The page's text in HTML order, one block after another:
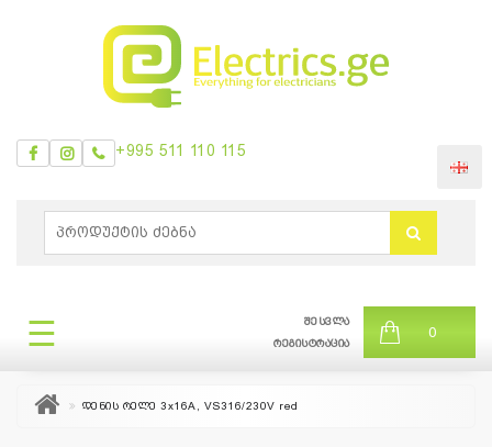
|
თვის
+995 511 110 115
☰
შესვლა
რეგისტრაცია
0
დენის რელე 3x16A, VS316/230V red